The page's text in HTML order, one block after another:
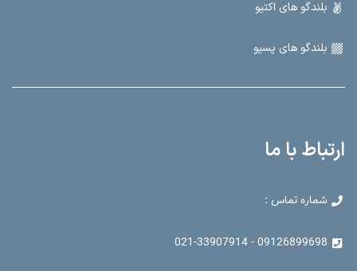
بلندگو های اکتیو
بلندگو های پسیو
ارتباط با ما
شماره تماس :
09126899698 - 021-33907914